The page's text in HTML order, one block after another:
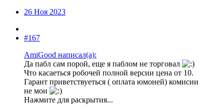
26 Ноя 2023
#167
AmiGood написал(а):
Да пабл сам порой, еще я паблом не торговал
Что касаеться робочей полной версии цена от 10.
Гарант приветствуеться ( оплата юмоней) комисии
не мои
Нажмите для раскрытия...